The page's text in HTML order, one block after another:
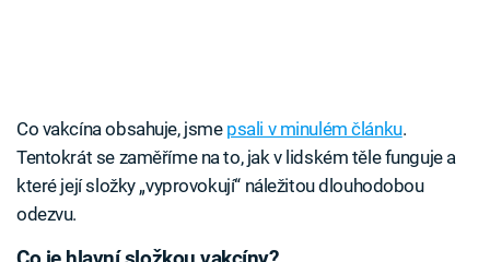
Co vakcína obsahuje, jsme psali v minulém článku.
Tentokrát se zaměříme na to, jak v lidském těle funguje a
které její složky „vyprovokují“ náležitou dlouhodobou
odezvu.